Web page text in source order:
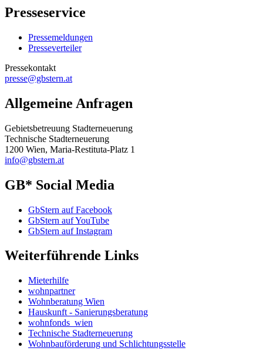
Presseservice
Pressemeldungen
Presseverteiler
Pressekontakt
presse@gbstern.at
Allgemeine Anfragen
Gebietsbetreuung Stadterneuerung
Technische Stadterneuerung
1200 Wien, Maria-Restituta-Platz 1
info@gbstern.at
GB* Social Media
GbStern auf Facebook
GbStern auf YouTube
GbStern auf Instagram
Weiterführende Links
Mieterhilfe
wohnpartner
Wohnberatung Wien
Hauskunft - Sanierungsberatung
wohnfonds_wien
Technische Stadterneuerung
Wohnbauförderung und Schlichtungsstelle